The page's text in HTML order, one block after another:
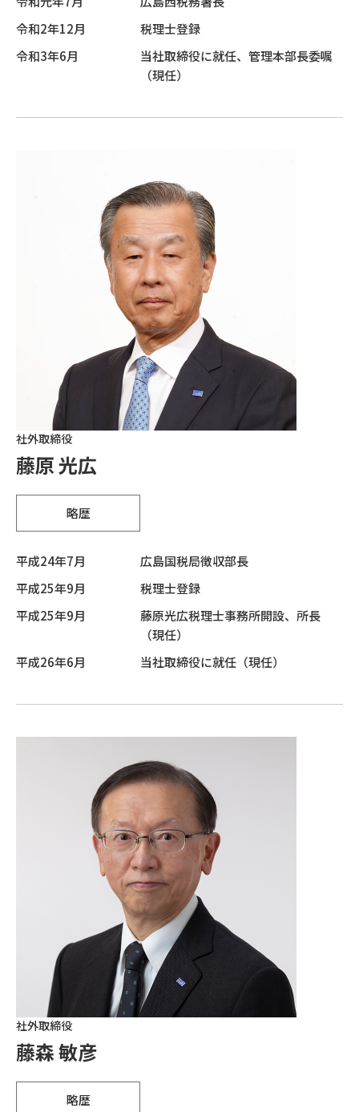
令和2年12月
税理士登録
令和3年6月
当社取締役に就任、管理本部長委嘱
（現任）
社外取締役
藤原 光広
略歴
平成24年7月
広島国税局徴収部長
平成25年9月
税理士登録
平成25年9月
藤原光広税理士事務所開設、所長
（現任）
平成26年6月
当社取締役に就任（現任）
社外取締役
藤森 敏彦
略歴